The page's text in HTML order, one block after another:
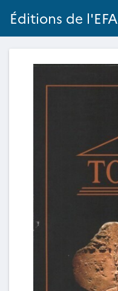
Éditions de l'EFA